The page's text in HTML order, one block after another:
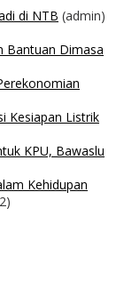
di NTB (admin)
Bantuan Dimasa
Kesiapan Listrik
KPU, Bawaslu
Kehidupan